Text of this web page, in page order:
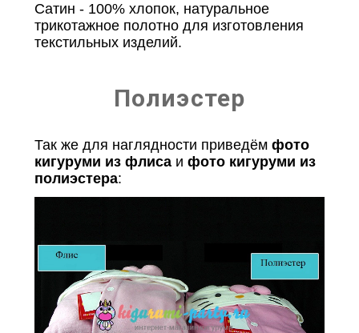
Сатин - 100% хлопок, натуральное
трикотажное полотно для изготовления
текстильных изделий.
Полиэстер
Так же для наглядности приведём фото
кигуруми из флиса и фото кигуруми из
полиэстера: